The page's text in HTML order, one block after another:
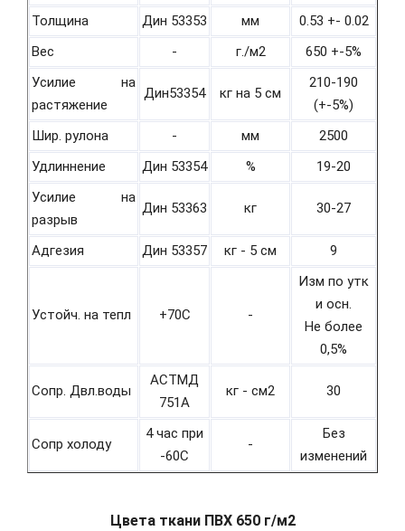
Толщина Дин 53353 мм
0.53 +- 0.02
Вес
- г./м2
650 +-5%
Усилие на
растяжение
Дин53354 кг на 5 см
210-190
(+-5%)
Шир. рулона
- мм
2500
Удлиннение
Дин 53354 %
19-20
Усилие на
разрыв
Дин 53363 кг 30-27
Адгезия Дин 53357 кг - 5 см 9
Устойч. на тепл +70С -
Изм по утк
и осн.
Не более
0,5%
Сопр. Двл.воды
АСТМД
751А
кг - см2 30
Сопр холоду
4 час при
-60С
-
Без
изменений
Цвета ткани ПВХ 650 г/м2